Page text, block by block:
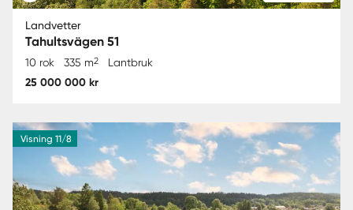
Landvetter
Tahultsvägen 51
10 rok 335 m2 Lantbruk
25 000 000 kr
Visning 11/8